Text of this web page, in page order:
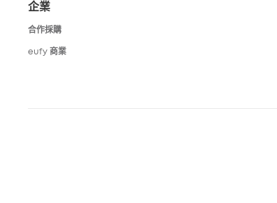
企業
合作採購
eufy 商業